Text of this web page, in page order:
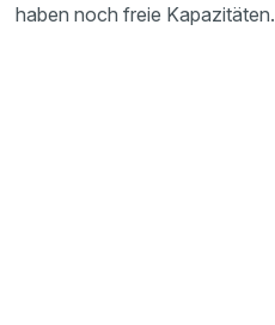
haben noch freie Kapazitäten.